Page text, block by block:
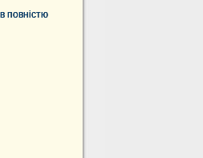
повністю